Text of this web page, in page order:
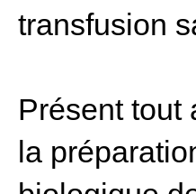
transfusion
Présent tout
la